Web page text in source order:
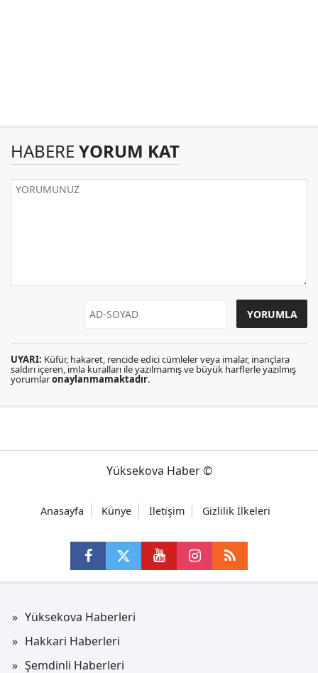
HABERE YORUM KAT
UYARI: Küfür, hakaret, rencide edici cümleler veya imalar, inançlara
saldırı içeren, imla kuralları ile yazılmamış ve büyük harflerle yazılmış
yorumlaronaylanmamaktadır.
Yüksekova Haber ©
Anasayfa Künye İletişim Gizlilik İlkeleri
Yüksekova Haberleri
Hakkari Haberleri
Şemdinli Haberleri